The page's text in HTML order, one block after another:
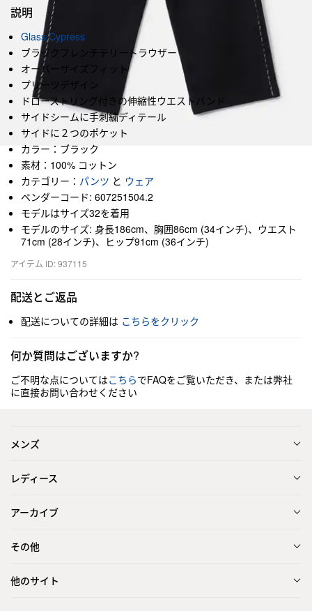
説明
Glass Cypress
ブラックフレンチテリートラウザー
オーバーサイズフィット
プリーツデザイン
ドローストリング付きの伸縮性ウエストバンド
サイドシームに手刺繍ディテール
サイドに２つのポケット
カラー：ブラック
素材：100% コットン
カテゴリー： パンツ と ウェア
ベンダーコード: 607251504.2
モデルはサイズ32を着用
モデルのサイズ: 身長186cm、胸囲86cm (34インチ)、ウエスト
71cm (28インチ)、ヒップ91cm (36インチ)
アイテム ID: 937115
配送とご返品
配送についての詳細は こちらをクリック
何か質問はございますか?
ご不明な点についてはこちらでFAQをご覧いただき、または弊社
に直接お問い合わせください
メンズ
レディース
アーカイブ
その他
他のサイト